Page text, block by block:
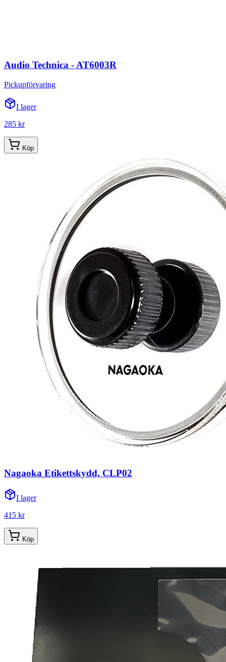
Audio Technica - AT6003R
Pickupförvaring
I lager
285 kr
Köp
Nagaoka Etikettskydd, CLP02
I lager
415 kr
Köp